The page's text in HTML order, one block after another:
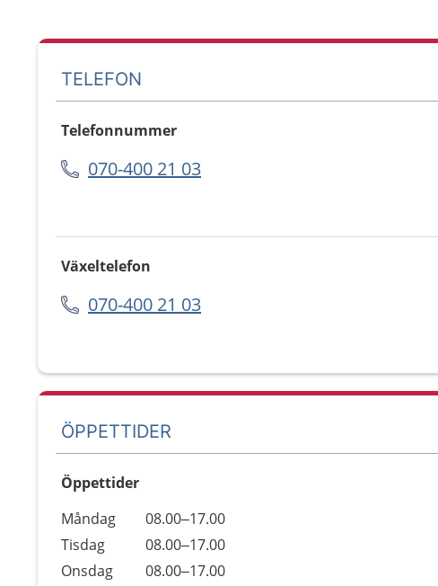
TELEFON
Telefonnummer
070-400 21 03
Växeltelefon
070-400 21 03
ÖPPETTIDER
Öppettider
Dag
Öppettider
Kommentarer
Måndag
08.00–17.00
Tisdag
08.00–17.00
Onsdag
08.00–17.00